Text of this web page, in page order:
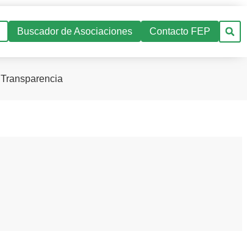
Buscador de Asociaciones Contacto FEP
Transparencia